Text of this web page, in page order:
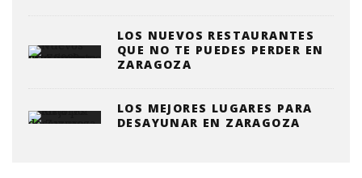
LOS NUEVOS RESTAURANTES
QUE NO TE PUEDES PERDER EN
ZARAGOZA
LOS MEJORES LUGARES PARA
DESAYUNAR EN ZARAGOZA